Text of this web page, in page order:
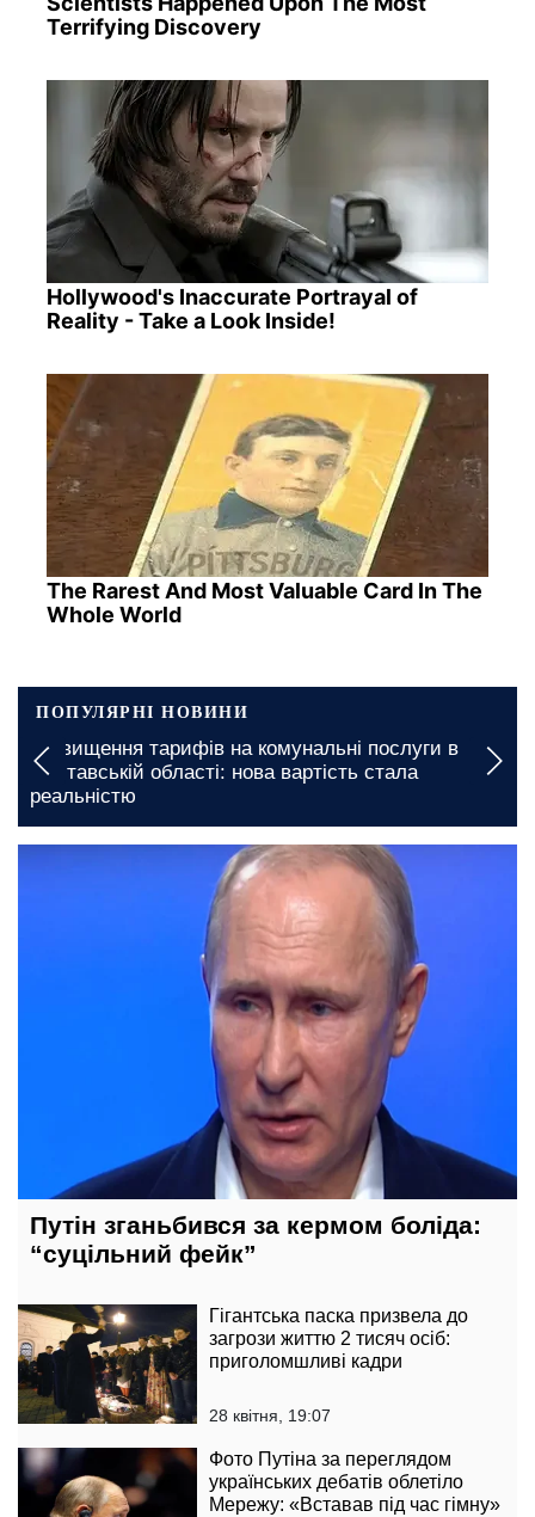
Terrifying Discovery
Hollywood's Inaccurate Portrayal of
Reality - Take a Look Inside!
The Rarest And Most Valuable Card In The
Whole World
ПОПУЛЯРНІ НОВИНИ
Підвищення тарифів на комунальні послуги в
Полтавській області: нова вартість стала
реальністю
23 червня, 13:18
Путін зганьбився за кермом боліда:
“суцільний фейк”
Гігантська паска призвела до
загрози життю 2 тисяч осіб:
приголомшливі кадри
28 квітня, 19:07
Фото Путіна за переглядом
українських дебатів облетіло
Мережу: «Вставав під час гімну»